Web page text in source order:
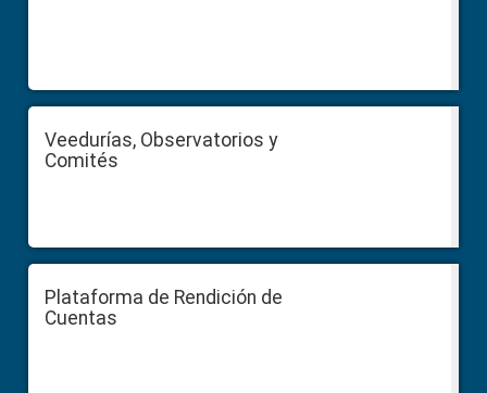
Veedurías, Observatorios y
Comités
Plataforma de Rendición de
Cuentas